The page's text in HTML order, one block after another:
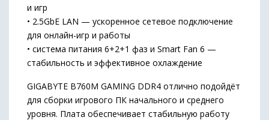
и игр
• 2.5GbE LAN — ускоренное сетевое подключение
для онлайн-игр и работы
• система питания 6+2+1 фаз и Smart Fan 6 —
стабильность и эффективное охлаждение
GIGABYTE B760M GAMING DDR4 отлично подойдёт
для сборки игрового ПК начального и среднего
уровня. Плата обеспечивает стабильную работу